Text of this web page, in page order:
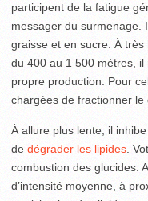
participent de la fatigue
messager du surmenage.
graisse et en sucre. À
du 400 au 1 500 mètres,
propre production. Pour
chargées de fractionner le
À allure plus lente, il
de dégrader les lipides .
combustion des glucides.
d’intensité moyenne, à